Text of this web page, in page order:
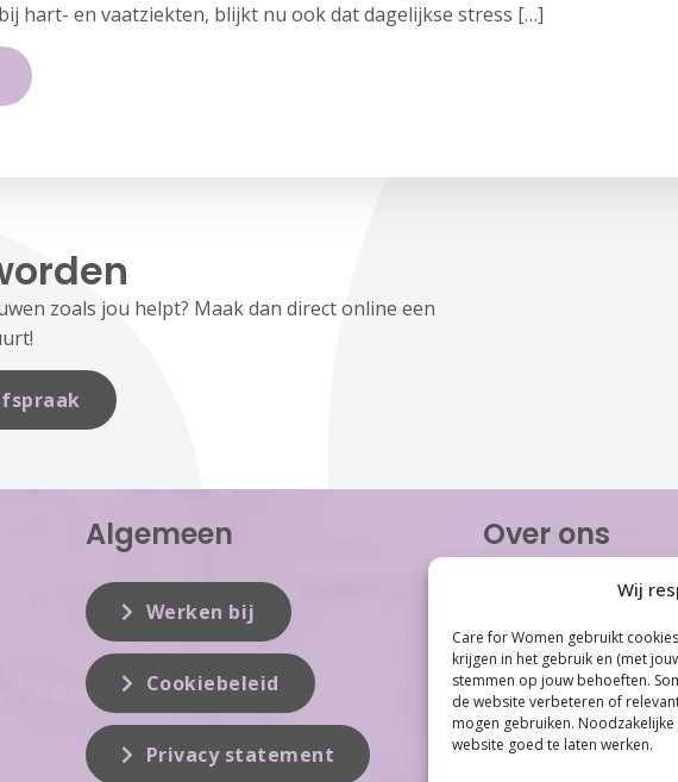
Wij
Care for Women gebruikt
krijgen in het gebruik en (met
stemmen op jouw behoeften.
de website verbeteren of
mogen gebruiken.
website goed te laten werken.
hart- en vaatziekten, blijkt nu ook dat dagelijkse stress […]
zoals jou helpt? Maak dan direct online een
Algemeen
Werken bij
Cookiebeleid
Privacy statement
Over ons
Care for Women is de
inzet op het gebied van
vrouwen. Met ruim 100
Women tot één van de
dit vakgebied...